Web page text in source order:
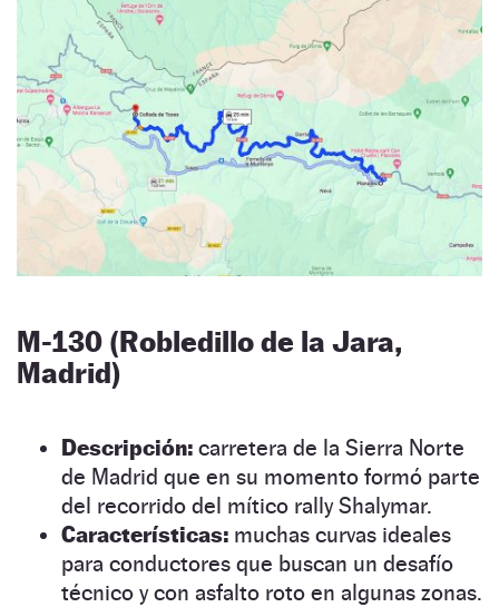
M-130 (Robledillo de la Jara,
Madrid)
Descripción: carretera de la Sierra Norte
de Madrid que en su momento formó parte
del recorrido del mítico rally Shalymar.
Características: muchas curvas ideales
para conductores que buscan un desafío
técnico y con asfalto roto en algunas zonas.